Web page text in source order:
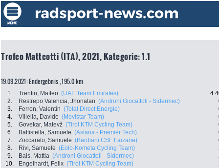
Trofeo Matteotti (ITA), 2021, Kategorie: 1.1
19.09.2021: Endergebnis , 195.0 km
1. Trentin, Matteo (UAE Team Emirates)
2.
Restrepo Valencia, Jhonatan (Androni Giocattoli - Sidermec)
3.
Ferron, Valentin (Total Direct Energie)
4.
Villella, Davide (Movistar Team)
5.
Govekar, Matevž (Tirol KTM Cycling Team)
6.
Battistella, Samuele (Astana - Premier Tech)
7.
Zoccarato, Samuele (Bardiani CSF Faizane)
8.
Rivi, Samuele (Eolo-Kometa Cycling Team)
9.
Bais, Mattia (Androni Giocattoli - Sidermec)
10.
Engelhardt, Felix (Tirol KTM Cycling Team)